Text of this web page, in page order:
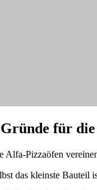
für
Alfa-Pizzaöfen
das kleinste Bauteil